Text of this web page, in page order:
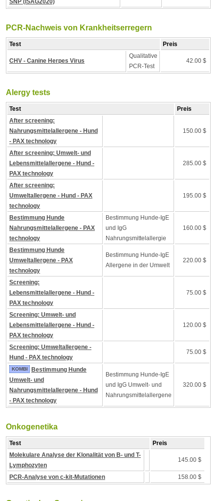
SNP (ISAG2020)
PCR-Nachweis von Krankheitserregern
Test Preis
CHV - Canine Herpes Virus
Qualitative
PCR-Test
42.00 $
Alergy tests
Test
Preis
After screening:
Nahrungsmittelallergene - Hund
- PAX technology
150.00 $
After screening: Umwelt- und
Lebensmittelallergene - Hund -
PAX technology
285.00 $
After screening:
Umweltallergene - Hund - PAX
technology
195.00 $
Bestimmung Hunde
Nahrungsmittelallergene - PAX
technology
Bestimmung Hunde-IgE
und IgG
Nahrungsmittelallergie
160.00 $
Bestimmung Hunde
Umweltallergene - PAX
technology
Bestimmung Hunde-IgE
Allergene in der Umwelt
220.00 $
Screening:
Lebensmittelallergene - Hund -
PAX technology
75.00 $
Screening: Umwelt- und
Lebensmittelallergene - Hund -
PAX technology
120.00 $
Screening: Umweltallergene -
Hund - PAX technology
75.00 $
KOMBI
Bestimmung Hunde
Umwelt- und
Nahrungsmittelallergene - Hund
- PAX technology
Bestimmung Hunde-IgE
und IgG Umwelt- und
Nahrungsmittelallergene
320.00 $
Onkogenetika
Test
Preis
Molekulare Analyse der Klonalität von B- und T-
Lymphozyten
145.00 $
PCR-Analyse von c-kit-Mutationen 158.00 $